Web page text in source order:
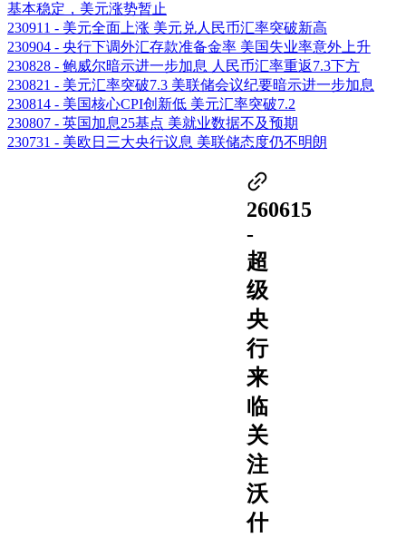
基本稳定，美元涨势暂止
230911 - 美元全面上涨 美元兑人民币汇率突破新高
230904 - 央行下调外汇存款准备金率 美国失业率意外上升
230828 - 鲍威尔暗示进一步加息 人民币汇率重返7.3下方
230821 - 美元汇率突破7.3 美联储会议纪要暗示进一步加息
230814 - 美国核心CPI创新低 美元汇率突破7.2
230807 - 英国加息25基点 美就业数据不及预期
230731 - 美欧日三大央行议息 美联储态度仍不明朗
260615
-
超
级
央
行
来
临
关
注
沃
什